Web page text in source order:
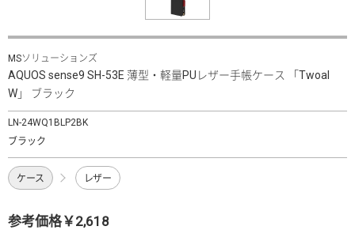
MSソリューションズ
AQUOS sense9 SH-53E 薄型・軽量PUレザー手帳ケース 「Twoal
W」 ブラック
LN-24WQ1BLP2BK
ブラック
ケース レザー
参考価格￥2,618